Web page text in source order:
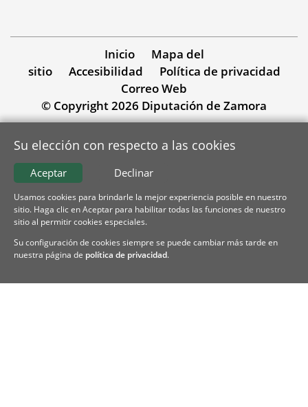
Inicio
Mapa del
sitio
Accesibilidad
Política de privacidad
Correo Web
© Copyright 2026 Diputación de Zamora
Su elección con respecto a las cookies
Declinar
Aceptar
Usamos cookies para brindarle la mejor experiencia posible en nuestro
sitio. Haga clic en Aceptar para habilitar todas las funciones de nuestro
sitio al permitir cookies especiales.
Su configuración de cookies siempre se puede cambiar más tarde en
nuestra página de política de privacidad.